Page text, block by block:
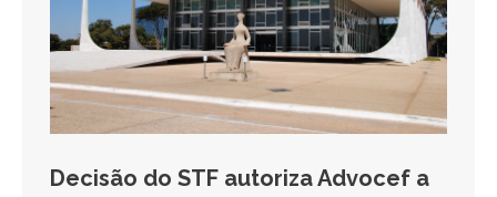
Decisão do STF autoriza Advocef a